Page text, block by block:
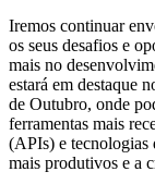
Iremos continuar
os seus desafios e
mais no
estará em destaque
de Outubro, onde
ferramentas mais
(APIs) e tecnologias
mais produtivos e a